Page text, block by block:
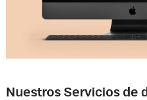
Nuestros Servicios de